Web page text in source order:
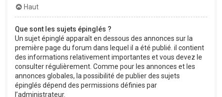
Haut
Que sont les sujets épinglés ?
Un sujet épinglé apparaît en dessous des annonces sur la
première page du forum dans lequel il a été publié. il contient
des informations relativement importantes et vous devez le
consulter régulièrement. Comme pour les annonces et les
annonces globales, la possibilité de publier des sujets
épinglés dépend des permissions définies par
l’administrateur.